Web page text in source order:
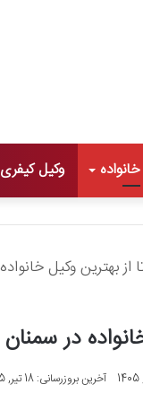
وکیل کیفری
آخرین بروزرسانی: 18 تیر, 1405